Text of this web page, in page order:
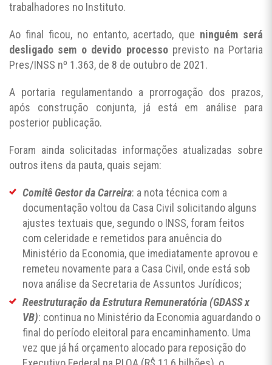
trabalhadores no Instituto.
Ao final ficou, no entanto, acertado, que ninguém será
desligado sem o devido processoprevisto na Portaria
Pres/INSS nº 1.363, de 8 de outubro de 2021.
A portaria regulamentando a prorrogação dos prazos,
após construção conjunta, já está em análise para
posterior publicação.
Foram ainda solicitadas informações atualizadas sobre
outros itens da pauta, quais sejam:
Comitê Gestor da Carreira: a nota técnica com a
documentação voltou da Casa Civil solicitando alguns
ajustes textuais que, segundo o INSS, foram feitos
com celeridade e remetidos para anuência do
Ministério da Economia, que imediatamente aprovou e
remeteu novamente para a Casa Civil, onde está sob
nova análise da Secretaria de Assuntos Jurídicos;
Reestruturação da Estrutura Remuneratória (GDASS x
VB): continua no Ministério da Economia aguardando o
final do período eleitoral para encaminhamento. Uma
vez que já há orçamento alocado para reposição do